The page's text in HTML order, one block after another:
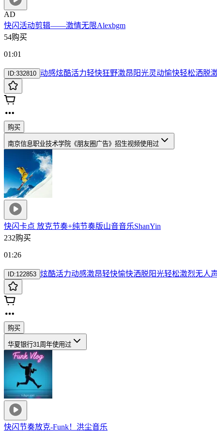
AD
快闪活动剪辑——激情无限Alexbgm
54购买
01:01
ID:332810 动感炫酷活力轻快狂野激昂 阳光灵动愉快轻松洒脱
购买
南京信息职业技术学院《朋友圈广告》招生视频使用过
快闪卡点 放克节奏+纯节奏版山音音乐ShanYin
232购买
01:26
ID:122853 炫酷活力动感激昂轻快愉快洒脱 阳光轻松激烈无人
购买
华夏银行31周年使用过
快闪节奏放克-Funk！ 洪尘音乐